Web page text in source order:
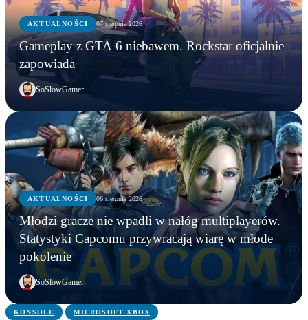
AKTUALNOŚCI 07 sierpnia 2026
Gameplay z GTA 6 niebawem. Rockstar oficjalnie
zapowiada
SoSlowGamer
AKTUALNOŚCI 06 sierpnia 2026
Młodzi gracze nie wpadli w nałóg multiplayerów.
Statystyki Capcomu przywracają wiarę w młode
pokolenie
SoSlowGamer
AKTUALNOŚCI
WWE chce zastrzec znak towarowy „Vice City”.
Przypadek?
AKTUALNOŚCI
Gameplay z GTA 6 niebawem. Rockstar oficjalnie
zapowiada
AKTUALNOŚCI
Młodzi gracze nie wpadli w nałóg multiplayerów.
Statystyki Capcomu przywracają wiarę w młode
pokolenie
KONSOLE MICROSOFT XBOX